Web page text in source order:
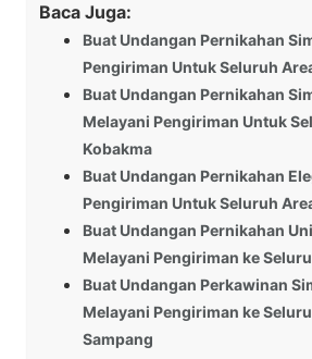
Baca Juga:
Buat Undangan Pernikahan
Pengiriman Untuk Seluruh
Buat Undangan Pernikahan
Melayani Pengiriman Untuk
Kobakma
Buat Undangan Pernikahan
Pengiriman Untuk Seluruh
Buat Undangan Pernikahan
Melayani Pengiriman ke
Buat Undangan Perkawinan
Melayani Pengiriman ke
Sampang